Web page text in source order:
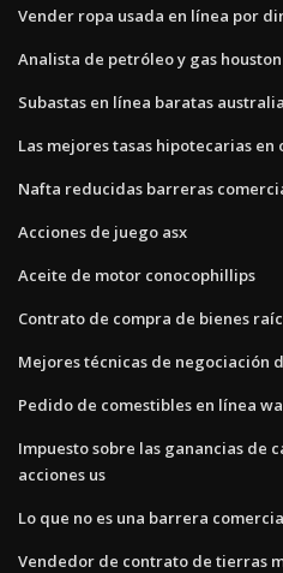
Vender ropa usada en línea por
Analista de petróleo y gas houston
Subastas en línea baratas australia
Las mejores tasas hipotecarias en
Nafta reducidas barreras
Acciones de juego asx
Aceite de motor conocophillips
Contrato de compra de bienes
Mejores técnicas de negociación
Pedido de comestibles en línea
Impuesto sobre las ganancias de
acciones us
Lo que no es una barrera
Vendedor de contrato de tierras